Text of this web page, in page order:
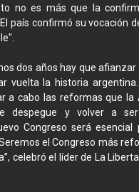
no es más que la
país confirmó su vocación
dos años hay que afianzar
vuelta la historia
a cabo las reformas que la
despegue y volver a ser
Congreso será esencial
el Congreso más
celebró el líder de La